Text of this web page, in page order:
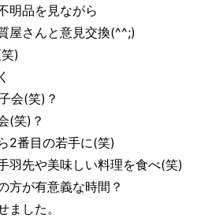
明品を見ながら
屋さんと意見交換(^^;)
)
会(笑)？
(笑)？
2番目の若手に(笑)
羽先や美味しい料理を食べ(笑)
方が有意義な時間？
ました。